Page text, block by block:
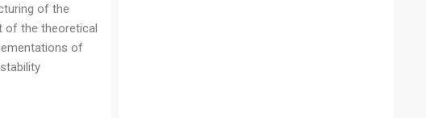
of the
of the theoretical
of